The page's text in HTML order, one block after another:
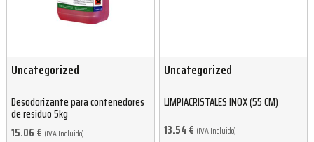
Uncategorized
Desodorizante para contenedores
de residuo 5kg
15.06 € (IVA Incluido)
Uncategorized
LIMPIACRISTALES INOX (55 CM)
13.54 € (IVA Incluido)